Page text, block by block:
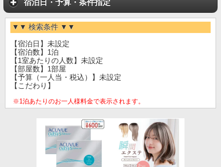
宿泊日・予算・条件指定
▼▼ 検索条件 ▼▼
【宿泊日】未設定
【宿泊数】1泊
【1室あたりの人数】未設定
【部屋数】1部屋
【予算（一人当・税込）】未設定
【こだわり】
※1泊あたりのお一人様料金で表示されます。